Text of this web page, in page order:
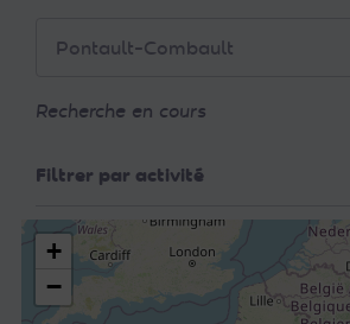
Recherche en cours
Filtrer par activité
+
−